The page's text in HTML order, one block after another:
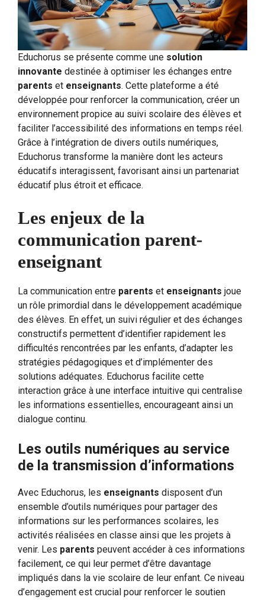
Educhorus se présente comme une solution
innovante destinée à optimiser les échanges entre
parents et enseignants. Cette plateforme a été
développée pour renforcer la communication, créer un
environnement propice au suivi scolaire des élèves et
faciliter l’accessibilité des informations en temps réel.
Grâce à l’intégration de divers outils numériques,
Educhorus transforme la manière dont les acteurs
éducatifs interagissent, favorisant ainsi un partenariat
éducatif plus étroit et efficace.
Les enjeux de la
communication parent-
enseignant
La communication entre parents et enseignants joue
un rôle primordial dans le développement académique
des élèves. En effet, un suivi régulier et des échanges
constructifs permettent d’identifier rapidement les
difficultés rencontrées par les enfants, d’adapter les
stratégies pédagogiques et d’implémenter des
solutions adéquates. Educhorus facilite cette
interaction grâce à une interface intuitive qui centralise
les informations essentielles, encourageant ainsi un
dialogue continu.
Les outils numériques au service
de la transmission d’informations
Avec Educhorus, les enseignants disposent d’un
ensemble d’outils numériques pour partager des
informations sur les performances scolaires, les
activités réalisées en classe ainsi que les projets à
venir. Les parents peuvent accéder à ces informations
facilement, ce qui leur permet d’être davantage
impliqués dans la vie scolaire de leur enfant. Ce niveau
d’engagement est crucial pour renforcer le soutien